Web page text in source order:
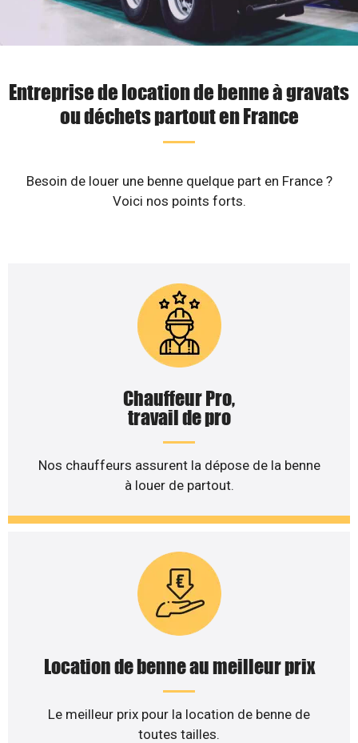
Entreprise de location de benne à gravats
ou déchets partout en France
Besoin de louer une benne quelque part en France ?
Voici nos points forts.
Chauffeur Pro,
travail de pro
Nos chauffeurs assurent la dépose de la benne
à louer de partout.
Location de benne au meilleur prix
Le meilleur prix pour la location de benne de
toutes tailles.